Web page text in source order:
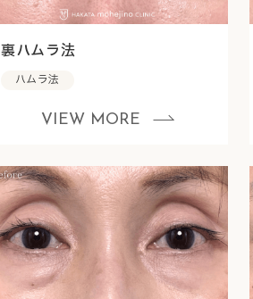
裏ハムラ法
ハムラ法
VIEW MORE